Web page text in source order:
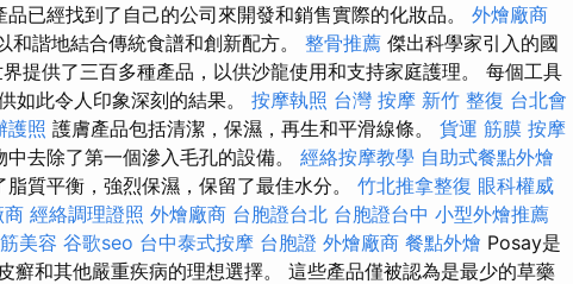
品已經找到了自己的公司來開發和銷售實際的化妝品。 外燴廠商
和諧地結合傳統食譜和創新配方。 整骨推薦 傑出科學家引入的國
提供了三百多種產品，以供沙龍使用和支持家庭護理。 每個工具
如此令人印象深刻的結果。 按摩執照 台灣 按摩 新竹 整復 台北會
護照 護膚產品包括清潔，保濕，再生和平滑線條。 貨運 筋膜 按摩
去除了第一個滲入毛孔的設備。 經絡按摩教學 自助式餐點外燴
脂質平衡，強烈保濕，保留了最佳水分。 竹北推拿整復 眼科權威
商 經絡調理證照 外燴廠商 台胞證台北 台胞證台中 小型外燴推薦
美容 谷歌seo 台中泰式按摩 台胞證 外燴廠商 餐點外燴 Posay是
癬和其他嚴重疾病的理想選擇。 這些產品僅被認為是最少的草藥